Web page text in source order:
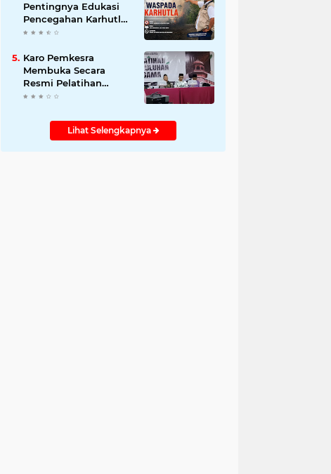
Pentingnya Edukasi
Pencegahan Karhutla
kepada Masyarakat
Karo Pemkesra
Membuka Secara
Resmi Pelatihan
Penyuluhan Agama di
Lihat Selengkapnya